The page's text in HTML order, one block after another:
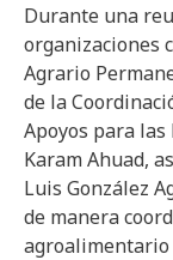
Durante una
organizaciones
Agrario
de la
Apoyos para las
Karam Ahuad,
Luis González
de manera
agroalimentario